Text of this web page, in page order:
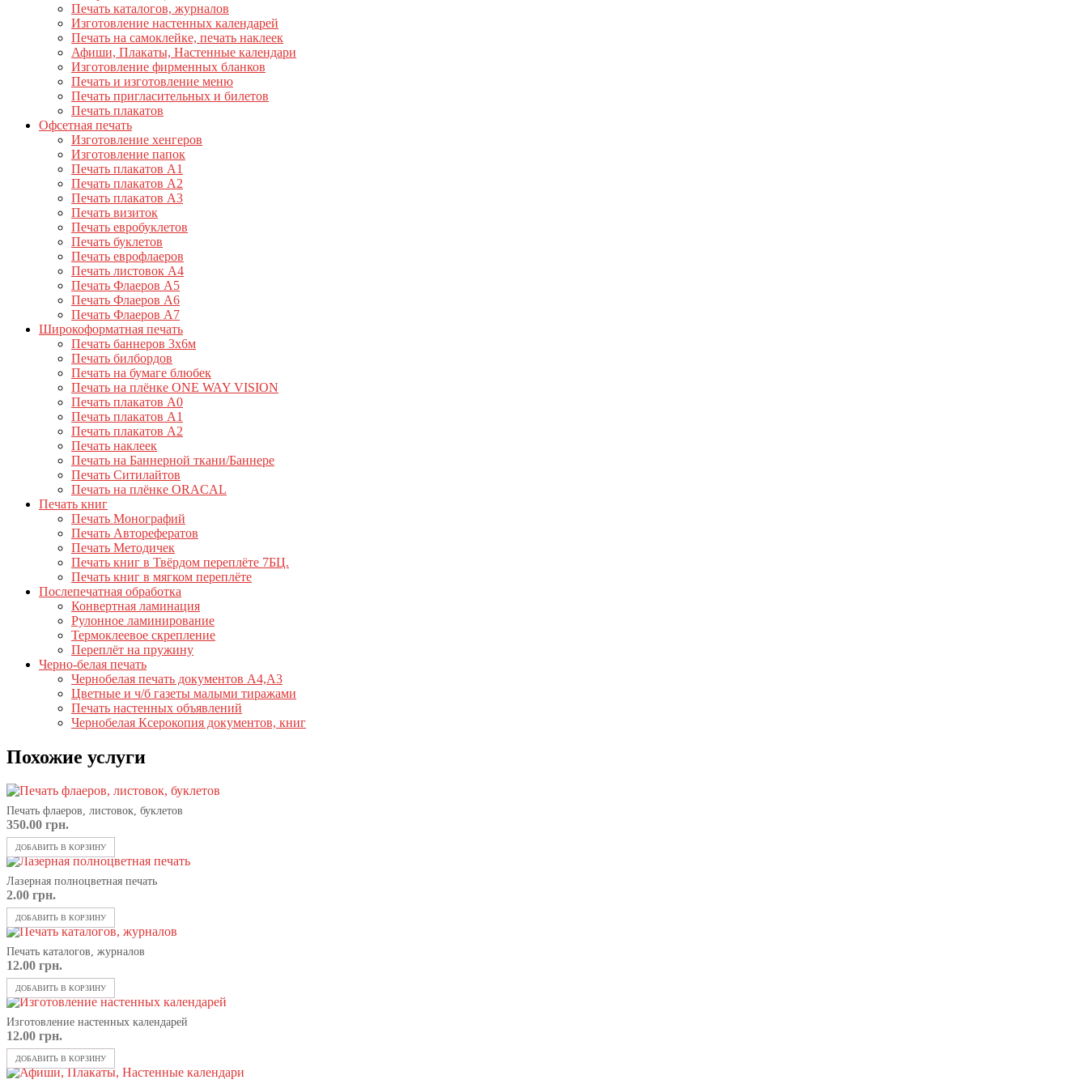
Печать каталогов, журналов
Изготовление настенных календарей
Печать на самоклейке, печать наклеек
Афиши, Плакаты, Настенные календари
Изготовление фирменных бланков
Печать и изготовление меню
Печать пригласительных и билетов
Печать плакатов
Офсетная печать
Изготовление хенгеров
Изготовление папок
Печать плакатов А1
Печать плакатов А2
Печать плакатов А3
Печать визиток
Печать евробуклетов
Печать буклетов
Печать еврофлаеров
Печать листовок А4
Печать Флаеров А5
Печать Флаеров А6
Печать Флаеров А7
Широкоформатная печать
Печать баннеров 3х6м
Печать билбордов
Печать на бумаге блюбек
Печать на плёнке ONE WAY VISION
Печать плакатов А0
Печать плакатов А1
Печать плакатов А2
Печать наклеек
Печать на Баннерной ткани/Баннере
Печать Ситилайтов
Печать на плёнке ORACAL
Печать книг
Печать Монографий
Печать Авторефератов
Печать Методичек
Печать книг в Твёрдом переплёте 7БЦ.
Печать книг в мягком переплёте
Послепечатная обработка
Конвертная ламинация
Рулонное ламинирование
Термоклеевое скрепление
Переплёт на пружину
Черно-белая печать
Чернобелая печать документов А4,А3
Цветные и ч/б газеты малыми тиражами
Печать настенных объявлений
Чернобелая Ксерокопия документов, книг
Похожие услуги
Печать флаеров, листовок, буклетов
350.00 грн.
ДОБАВИТЬ В КОРЗИНУ
Лазерная полноцветная печать
2.00 грн.
ДОБАВИТЬ В КОРЗИНУ
Печать каталогов, журналов
12.00 грн.
ДОБАВИТЬ В КОРЗИНУ
Изготовление настенных календарей
12.00 грн.
ДОБАВИТЬ В КОРЗИНУ